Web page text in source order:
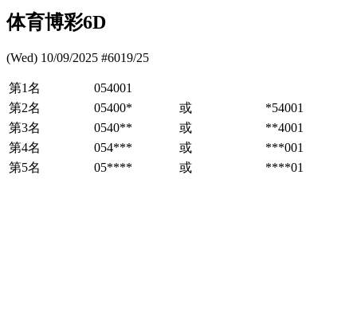
体育博彩6D
(Wed) 10/09/2025 #6019/25
第1名
054001
第2名
05400* 或
*54001
第3名
0540** 或
**4001
第4名
054*** 或
***001
第5名
05**** 或 ****01